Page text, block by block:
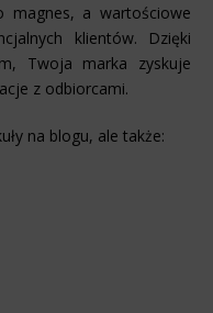
a wartościowe
klientów. Dzięki
Twoja marka zyskuje
z odbiorcami.
na blogu, ale także: